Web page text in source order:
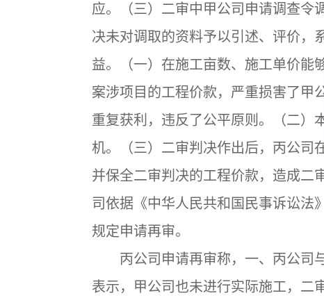
应。（三）二审中甲公司申请调查令
决未对调取的资料予以引述、评价，
益。（一）在施工亩数、施工单价能
案涉项目的工程价款，严重损害了甲
重复获利，违反了公平原则。（二）
机。（三）二审判决作出后，丙公司
并保全二审判决的工程价款，造成二
司依据《中华人民共和国民事诉讼法
规定申请再审。
丙公司申请再审称，一、丙公司
表示，甲公司也未进行实际施工，二